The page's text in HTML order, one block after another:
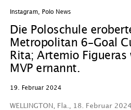
Instagram Polo News
Die Poloschule
Metropolitan 6-Goal
Rita; Artemio Figueras
MVP ernannt.
19. Februar 2024
WELLINGTON, Fla., 18. Februar